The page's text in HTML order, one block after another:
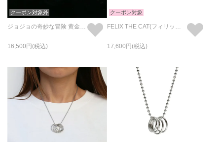
クーポン対象外
16,500
クーポン対象
17,600